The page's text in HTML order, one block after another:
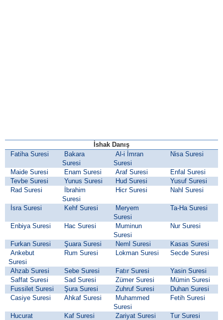
İshak Danış
Fatiha Suresi
Bakara
Suresi
Al-i İmran
Suresi
Nisa Suresi
Maide Suresi Enam Suresi Araf Suresi
Enfal Suresi
Tevbe Suresi
Yunus Suresi Hud Suresi
Yusuf Suresi
Rad Suresi
İbrahim
Suresi
Hicr Suresi Nahl Suresi
İsra Suresi Kehf Suresi
Meryem
Suresi
Ta-Ha Suresi
Enbiya Suresi Hac Suresi
Muminun
Suresi
Nur Suresi
Furkan Suresi Şuara Suresi Neml Suresi
Kasas Suresi
Ankebut
Suresi
Rum Suresi Lokman Suresi Secde Suresi
Ahzab Suresi Sebe Suresi Fatır Suresi
Yasin Suresi
Saffat Suresi
Sad Suresi Zümer Suresi
Mümin Suresi
Fussilet Suresi
Şura Suresi Zuhruf Suresi
Duhan Suresi
Casiye Suresi
Ahkaf Suresi
Muhammed
Suresi
Fetih Suresi
Hucurat
Kaf Suresi Zariyat Suresi Tur Suresi